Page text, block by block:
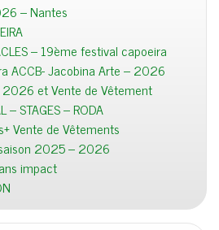
– Nantes
– 19ème festival capoeira
ACCB- Jacobina Arte – 2026
2026 et Vente de Vêtement
– STAGES – RODA
Vente de Vêtements
2025 – 2026
impact